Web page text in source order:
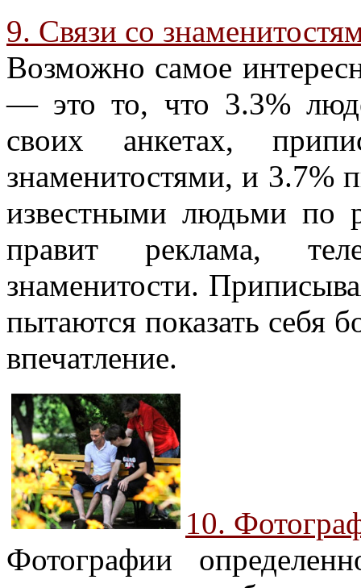
9. Связи со
Возможно самое
— это то, что 3.3%
своих анкетах,
знаменитостями, и 3.7%
известными людьми по
правит реклама,
знаменитости.
пытаются показать себя
впечатление.
10.
Фотографии